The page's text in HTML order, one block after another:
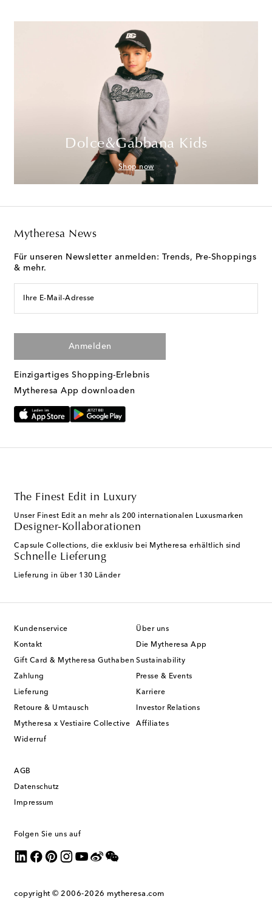
Dolce&Gabbana Kids
Shop now
Mytheresa News
Für unseren Newsletter anmelden: Trends, Pre-Shoppings
& mehr.
Ihre E-Mail-Adresse
Anmelden
Einzigartiges Shopping-Erlebnis
Mytheresa App downloaden
The Finest Edit in Luxury
Unser Finest Edit an mehr als 200 internationalen Luxusmarken
Designer-Kollaborationen
Capsule Collections, die exklusiv bei Mytheresa erhältlich sind
Schnelle Lieferung
Lieferung in über 130 Länder
Kundenservice
Kontakt
Gift Card & Mytheresa Guthaben
Zahlung
Lieferung
Retoure & Umtausch
Mytheresa x Vestiaire Collective
Widerruf
Über uns
Die Mytheresa App
Sustainability
Presse & Events
Karriere
Investor Relations
Affiliates
AGB
Datenschutz
Impressum
Folgen Sie uns auf
copyright © 2006-2026 mytheresa.com